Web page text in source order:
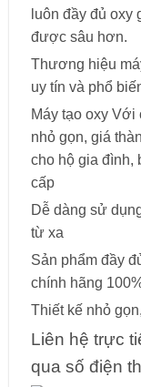
luôn đầy đủ oxy
được sâu hơn.
Thương hiệu
uy tín và phổ
Máy tạo oxy Với
nhỏ gọn, giá
cho hộ gia đình,
cấp
Dễ dàng sử
từ xa
Sản phẩm đầy
chính hãng
Thiết kế nhỏ
Liên hệ trực
qua số điện